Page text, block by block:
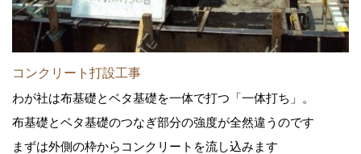
コンクリート打設工事
わが社は布基礎とベタ基礎を一体で打つ「一体打ち」。
布基礎とベタ基礎のつなぎ部分の強度が全然違うのです
まずは外側の枠からコンクリートを流し込みます